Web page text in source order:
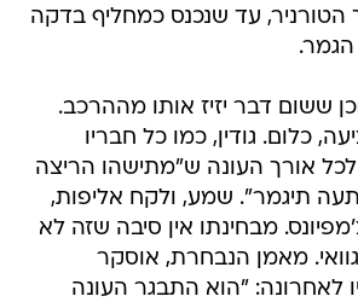
עד שנכנס כמחליף בדקה
ששום דבר יזיז אותו מההרכב.
כלום. גודין, כמו כל חבריו
אורך העונה ש"מתישהו הריצה
תיגמר". שמע, ולקח אליפות,
מבחינתו אין סיבה שזה לא
מאמן הנבחרת, אוסקר
לאחרונה: "הוא התבגר העונה